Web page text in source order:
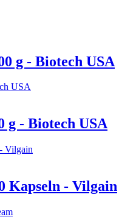
g - Biotech USA
g - Biotech USA
Kapseln - Vilgain